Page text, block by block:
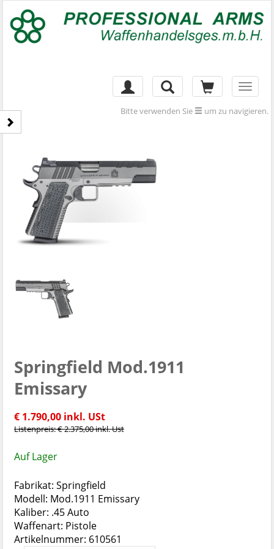
Bitte verwenden Sie um zu navigieren.
Springfield Mod.1911
Emissary
€ 1.790,00 inkl. USt
Listenpreis: € 2.375,00 inkl. Ust
Auf Lager
Fabrikat: Springfield
Modell: Mod.1911 Emissary
Kaliber: .45 Auto
Waffenart: Pistole
Artikelnummer: 610561